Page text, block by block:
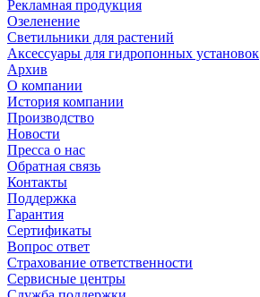
Рекламная продукция
Озеленение
Светильники для растений
Аксессуары для гидропонных установок
Архив
О компании
История компании
Производство
Новости
Пресса о нас
Обратная связь
Контакты
Поддержка
Гарантия
Сертификаты
Вопрос ответ
Страхование ответственности
Сервисные центры